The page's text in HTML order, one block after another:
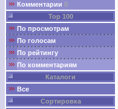
Комментарии 0
Top 100
По просмотрам
По голосам
По рейтингу
По комментариям
Каталоги
Все
Сортировка